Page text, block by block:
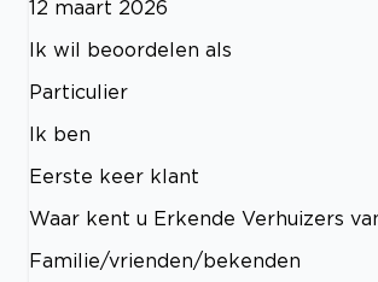
12 maart 2026
Ik wil beoordelen als
Particulier
Ik ben
Eerste keer klant
Waar kent u Erkende Verhuizers
Familie/vrienden/bekenden